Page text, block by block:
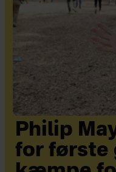
Philip
for første